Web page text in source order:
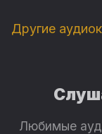
Другие
Любимые